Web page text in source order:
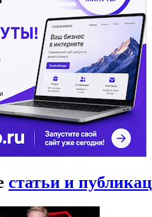
статьи и